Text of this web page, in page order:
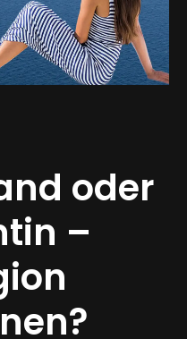
oder
–